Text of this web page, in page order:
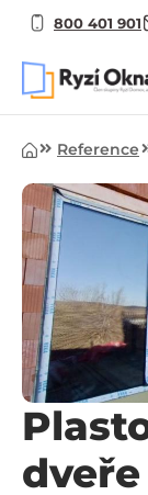
800 401 901
ÚvodReference
dveře